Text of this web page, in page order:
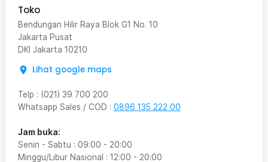
Toko
Bendungan Hilir Raya Blok G1 No. 10
Jakarta Pusat
DKI Jakarta 10210
Lihat google maps
Telp : (021) 39 700 200
Whatsapp Sales / COD : 0896 135 222 00
Jam buka:
Senin - Sabtu : 09:00 - 20:00
Minggu/Libur Nasional : 12:00 - 20:00